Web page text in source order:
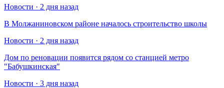
Новости · 2 дня назад
В Молжаниновском районе началось строительство школы
Новости · 2 дня назад
Дом по реновации появится рядом со станцией метро
"Бабушкинская"
Новости · 3 дня назад